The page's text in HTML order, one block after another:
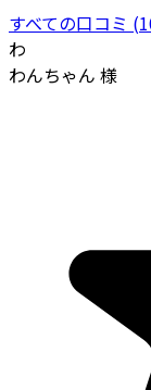
すべての口コミ
わ
わんちゃん 様